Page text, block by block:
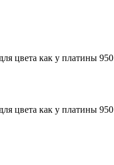
цвета как у платины 950
цвета как у платины 950